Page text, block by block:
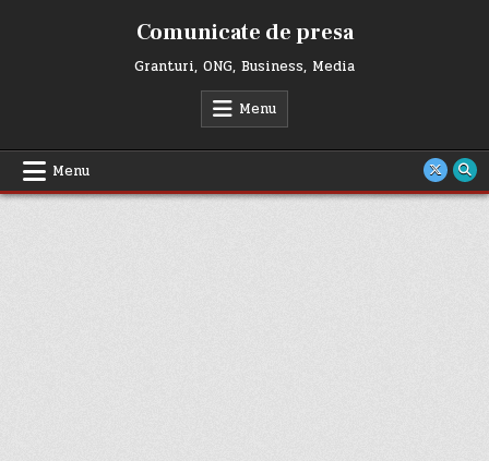
Comunicate de presa
Granturi, ONG, Business, Media
Menu
Menu